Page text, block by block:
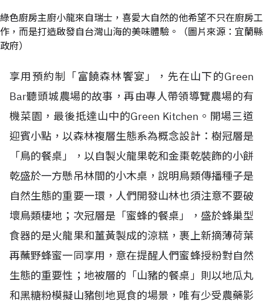
綠色廚房主廚小龍來自瑞士，喜愛大自然的他希望不只在廚房工
作，而是打造啟發自台灣山海的美味體驗。（圖片來源：宜蘭縣
政府）
享用預約制「富饒森林饗宴」，先在山下的Green
Bar聽頭城農場的故事，再由專人帶領導覽農場的有
機菜園，最後抵達山中的Green Kitchen。開場三道
迎賓小點，以森林複層生態系為概念設計：樹冠層是
「鳥的餐桌」，以自製火龍果乾和金棗乾裝飾的小餅
乾盛於一方懸吊林間的小木桌，說明鳥類傳播種子是
自然生態的重要一環，人們開發山林也須注意不要破
壞鳥類棲地；次冠層是「蜜蜂的餐桌」，盛於蜂巢型
食器的是火龍果和薑黃製成的涼糕，裹上新摘薄荷葉
再蘸野蜂蜜一同享用，意在提醒人們蜜蜂授粉對自然
生態的重要性；地被層的「山豬的餐桌」則以地瓜丸
和黑糖粉模擬山豬刨地覓食的場景，唯有少受農藥影